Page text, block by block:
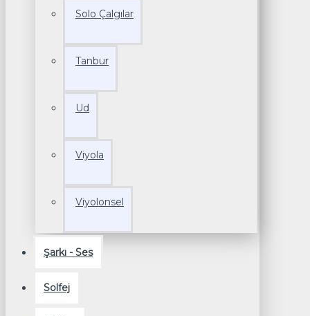
Solo Çalgılar
Tanbur
Ud
Viyola
Viyolonsel
Şarkı - Ses
Solfej